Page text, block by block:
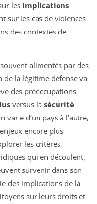
les implications
sur les cas de violences
des contextes de
alimentés par des
de la légitime défense va
des préoccupations
versus la sécurité
varie d’un pays à l’autre,
encore plus
les critères
qui en découlent,
survenir dans son
des implications de la
sur leurs droits et